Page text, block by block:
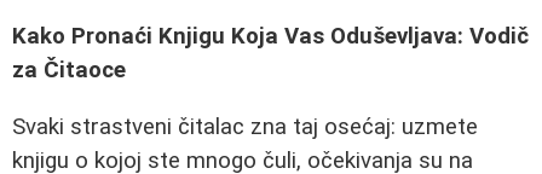
Kako Pronaći Knjigu Koja Vas Oduševljava: Vodič
za Čitaoce
Svaki strastveni čitalac zna taj osećaj: uzmete
knjigu o kojoj ste mnogo čuli, očekivanja su na